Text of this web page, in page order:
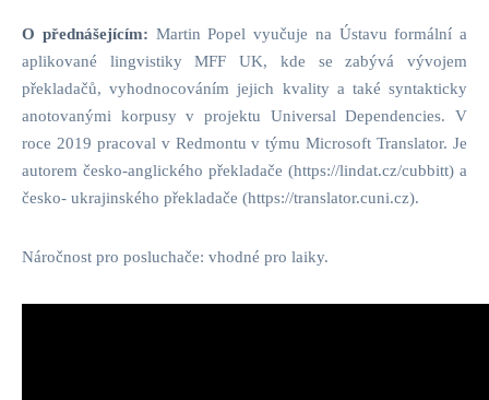
O přednášejícím: Martin Popel vyučuje na Ústavu formální a
aplikované lingvistiky MFF UK, kde se zabývá vývojem
překladačů, vyhodnocováním jejich kvality a také syntakticky
anotovanými korpusy v projektu Universal Dependencies. V
roce 2019 pracoval v Redmontu v týmu Microsoft Translator. Je
autorem česko-anglického překladače (https://lindat.cz/cubbitt) a
česko- ukrajinského překladače (https://translator.cuni.cz).
Náročnost pro posluchače: vhodné pro laiky.